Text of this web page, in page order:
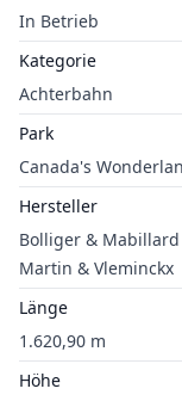
In Betrieb
Kategorie
Achterbahn
Park
Canada's
Hersteller
Bolliger & Mabillard
Martin & Vleminckx
Länge
1.620,90 m
Höhe